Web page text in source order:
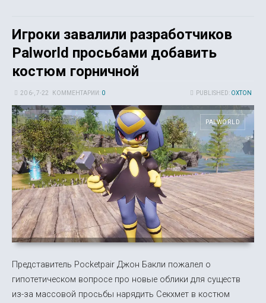
Игроки завалили разработчиков
Palworld просьбами добавить
костюм горничной
PUBLISHED: OXTON
20 6-, 7-22 КОММЕНТАРИИ: 0
PALWORLD
Представитель Pocketpair Джон Бакли пожалел о
гипотетическом вопросе про новые облики для существ
из-за массовой просьбы нарядить Секхмет в костюм